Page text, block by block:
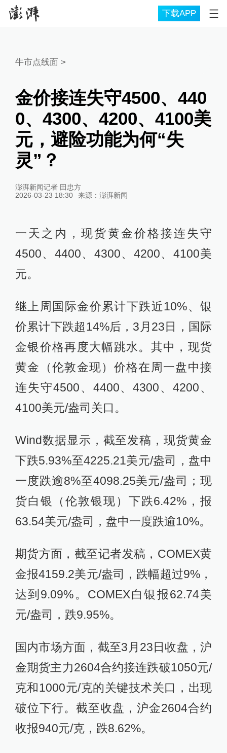
下载APP
牛市点线面>
金价接连失守4500、440
0、4300、4200、4100美
元，避险功能为何“失
灵”？
澎湃新闻记者 田忠方
2026-03-23 18:30
来源： 澎湃新闻
一天之内，现货黄金价格接连失守
4500、4400、4300、4200、4100美
元。
继上周国际金价累计下跌近10%、银
价累计下跌超14%后，3月23日，国际
金银价格再度大幅跳水。其中，现货
黄金（伦敦金现）价格在周一盘中接
连失守4500、4400、4300、4200、
4100美元/盎司关口。
Wind数据显示，截至发稿，现货黄金
下跌5.93%至4225.21美元/盎司，盘中
一度跌逾8%至4098.25美元/盎司；现
货白银（伦敦银现）下跌6.42%，报
63.54美元/盎司，盘中一度跌逾10%。
期货方面，截至记者发稿，COMEX黄
金报4159.2美元/盎司，跌幅超过9%，
达到9.09%。COMEX白银报62.74美
元/盎司，跌9.95%。
国内市场方面，截至3月23日收盘，沪
金期货主力2604合约接连跌破1050元/
克和1000元/克的关键技术关口，出现
破位下行。截至收盘，沪金2604合约
收报940元/克，跌8.62%。